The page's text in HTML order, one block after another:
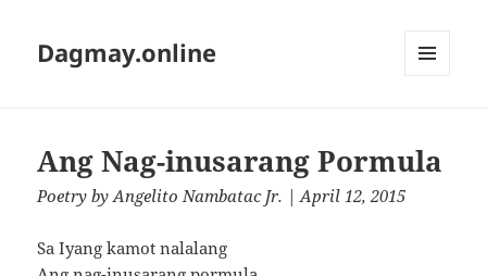
Dagmay.online
Ang Nag-inusarang Pormula
Poetry byAngelito Nambatac Jr. | April 12, 2015
Sa Iyang kamot nalalang